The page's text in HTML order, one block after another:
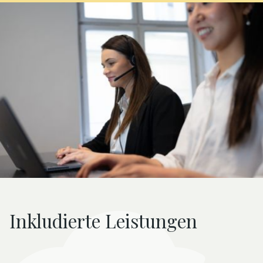
Inkludierte Leistungen